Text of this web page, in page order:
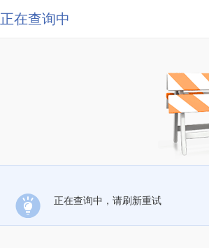
正在查询中
正在查询中，请刷新重试